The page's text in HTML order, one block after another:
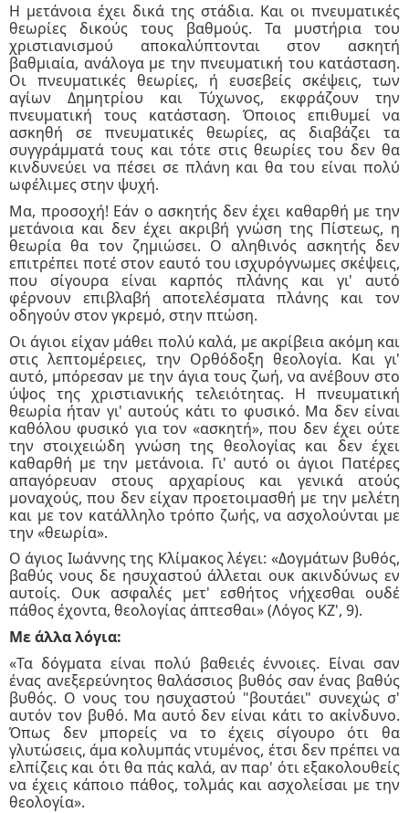
Η μετάνοια έχει δικά της στάδια. Και οι πνευματικές
θεωρίες δικούς τους βαθμούς. Τα μυστήρια του
χριστιανισμού αποκαλύπτονται στον ασκητή
βαθμιαία, ανάλογα με την πνευματική του κατάσταση.
Οι πνευματικές θεωρίες, ή ευσεβείς σκέψεις, των
αγίων Δημητρίου και Τύχωνος, εκφράζουν την
πνευματική τους κατάσταση. Όποιος επιθυμεί να
ασκηθή σε πνευματικές θεωρίες, ας διαβάζει τα
συγγράμματά τους και τότε στις θεωρίες του δεν θα
κινδυνεύει να πέσει σε πλάνη και θα του είναι πολύ
ωφέλιμες στην ψυχή.
Μα, προσοχή! Εάν ο ασκητής δεν έχει καθαρθή με την
μετάνοια και δεν έχει ακριβή γνώση της Πίστεως, η
θεωρία θα τον ζημιώσει. Ο αληθινός ασκητής δεν
επιτρέπει ποτέ στον εαυτό του ισχυρόγνωμες σκέψεις,
που σίγουρα είναι καρπός πλάνης και γι' αυτό
φέρνουν επιβλαβή αποτελέσματα πλάνης και τον
οδηγούν στον γκρεμό, στην πτώση.
Οι άγιοι είχαν μάθει πολύ καλά, με ακρίβεια ακόμη και
στις λεπτομέρειες, την Ορθόδοξη θεολογία. Και γι'
αυτό, μπόρεσαν με την άγια τους ζωή, να ανέβουν στο
ύψος της χριστιανικής τελειότητας. Η πνευματική
θεωρία ήταν γι' αυτούς κάτι το φυσικό. Μα δεν είναι
καθόλου φυσικό για τον «ασκητή», που δεν έχει ούτε
την στοιχειώδη γνώση της θεολογίας και δεν έχει
καθαρθή με την μετάνοια. Γι' αυτό οι άγιοι Πατέρες
απαγόρευαν στους αρχαρίους και γενικά ατούς
μοναχούς, που δεν είχαν προετοιμασθή με την μελέτη
και με τον κατάλληλο τρόπο ζωής, να ασχολούνται με
την «θεωρία».
Ο άγιος Ιωάννης της Κλίμακος λέγει: «Δογμάτων βυθός,
βαθύς νους δε ησυχαστού άλλεται ουκ ακινδύνως εν
αυτοίς. Ουκ ασφαλές μετ' εσθήτος νήχεσθαι ουδέ
πάθος έχοντα, θεολογίας άπτεσθαι» (Λόγος ΚΖ', 9).
Με άλλα λόγια:
«Τα δόγματα είναι πολύ βαθειές έννοιες. Είναι σαν
ένας ανεξερεύνητος θαλάσσιος βυθός σαν ένας βαθύς
βυθός. Ο νους του ησυχαστού "βουτάει" συνεχώς σ'
αυτόν τον βυθό. Μα αυτό δεν είναι κάτι το ακίνδυνο.
Όπως δεν μπορείς να το έχεις σίγουρο ότι θα
γλυτώσεις, άμα κολυμπάς ντυμένος, έτσι δεν πρέπει να
ελπίζεις και ότι θα πάς καλά, αν παρ' ότι εξακολουθείς
να έχεις κάποιο πάθος, τολμάς και ασχολείσαι με την
θεολογία».